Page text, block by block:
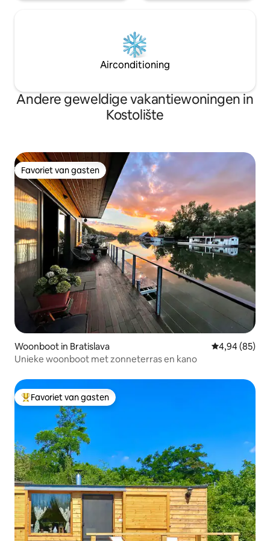
Airconditioning
Andere geweldige vakantiewoningen in
Kostolište
Favoriet van gasten
Favoriet van gasten
Woonboot in Bratislava Gemiddelde
4,94 (85)
Unieke woonboot met zonneterras en kano
Topfavoriet van gasten
Favoriet van gasten